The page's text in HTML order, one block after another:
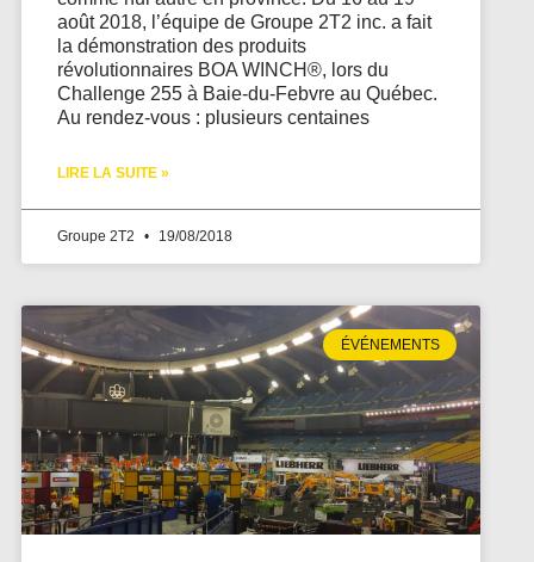
août 2018, l’équipe de Groupe 2T2 inc. a fait
la démonstration des produits
révolutionnaires BOA WINCH®, lors du
Challenge 255 à Baie-du-Febvre au Québec.
Au rendez-vous : plusieurs centaines
LIRE LA SUITE »
Groupe 2T2 19/08/2018
ÉVÉNEMENTS